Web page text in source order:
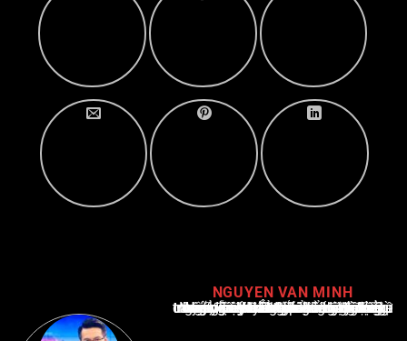
NGUYEN VAN MINH
Nguyễn Văn Minh là một trong những chuyên gia hàng đầu về báo cáo tin tức thể thao tại Việt Nam, với hơn 10 năm hoạt động trong ngành. Ông có kiến thức sâu rộng và kinh nghiệm đáng kể trong việc phân tích và báo cáo về các sự kiện thể thao hàng đầu. Sự hiểu biết sâu sắc của ông về ngành này đã giúp ông xây dựng uy tín và danh tiếng trong cộng đồng báo chí thể thao.